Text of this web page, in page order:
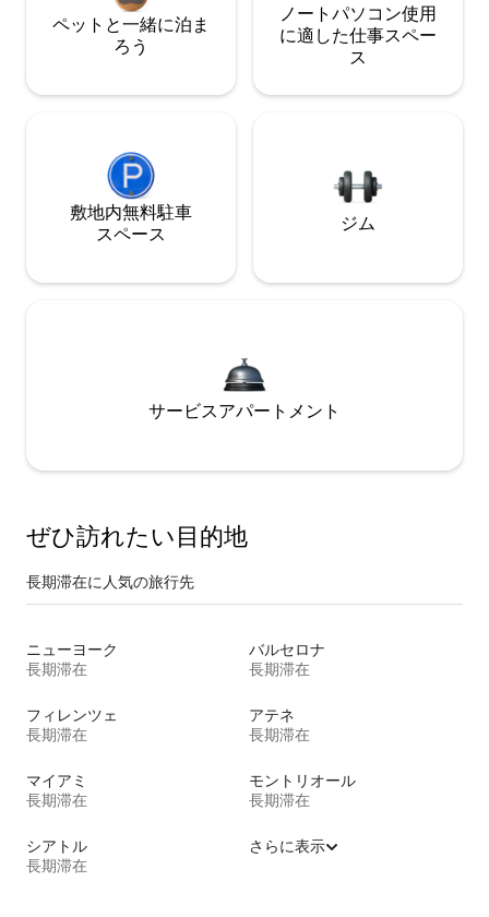
ペットと一緒に泊ま
ろう
ノートパソコン使用
に適した仕事スペー
ス
敷地内無料駐⁠車
ス⁠ペ⁠ー⁠ス
ジム
サービスアパートメント
ぜひ訪⁠れ⁠た⁠い目⁠的⁠地
長期滞在に人気の旅行先
ニューヨーク
長期滞在
バルセロナ
長期滞在
フィレンツェ
長期滞在
アテネ
長期滞在
マイアミ
長期滞在
モントリオール
長期滞在
シアトル
長期滞在
さらに表示